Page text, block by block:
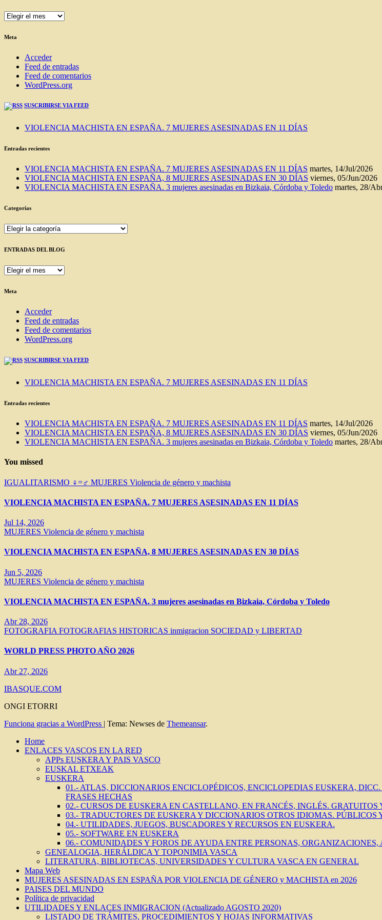
ENTRADAS
BLOG
Meta
Acceder
Feed de entradas
Feed de comentarios
WordPress.org
SUSCRIBIRSE VIA FEED
VIOLENCIA MACHISTA EN ESPAÑA. 7 MUJERES ASESINADAS EN 11 DÍAS
Entradas recientes
VIOLENCIA MACHISTA EN ESPAÑA. 7 MUJERES ASESINADAS EN 11 DÍAS martes, 14/Jul/2026
VIOLENCIA MACHISTA EN ESPAÑA, 8 MUJERES ASESINADAS EN 30 DÍAS viernes, 05/Jun/2026
VIOLENCIA MACHISTA EN ESPAÑA. 3 mujeres asesinadas en Bizkaia, Córdoba y Toledo martes, 28/
Categorías
Categorías
ENTRADAS DEL BLOG
ENTRADAS
BLOG
Meta
Acceder
Feed de entradas
Feed de comentarios
WordPress.org
SUSCRIBIRSE VIA FEED
VIOLENCIA MACHISTA EN ESPAÑA. 7 MUJERES ASESINADAS EN 11 DÍAS
Entradas recientes
VIOLENCIA MACHISTA EN ESPAÑA. 7 MUJERES ASESINADAS EN 11 DÍAS martes, 14/Jul/2026
VIOLENCIA MACHISTA EN ESPAÑA, 8 MUJERES ASESINADAS EN 30 DÍAS viernes, 05/Jun/2026
VIOLENCIA MACHISTA EN ESPAÑA. 3 mujeres asesinadas en Bizkaia, Córdoba y Toledo martes, 28/
You missed
IGUALITARISMO ♀=♂ MUJERES Violencia de género y machista
VIOLENCIA MACHISTA EN ESPAÑA. 7 MUJERES ASESINADAS EN 11 DÍAS
Jul 14, 2026
MUJERES Violencia de género y machista
VIOLENCIA MACHISTA EN ESPAÑA, 8 MUJERES ASESINADAS EN 30 DÍAS
Jun 5, 2026
MUJERES Violencia de género y machista
VIOLENCIA MACHISTA EN ESPAÑA. 3 mujeres asesinadas en Bizkaia, Córdoba y Toledo
Abr 28, 2026
FOTOGRAFIA FOTOGRAFIAS HISTORICAS inmigracion SOCIEDAD y LIBERTAD
WORLD PRESS PHOTO AÑO 2026
Abr 27, 2026
IBASQUE.COM
ONGI ETORRI
Funciona gracias a WordPress | Tema: Newses de Themeansar.
Home
ENLACES VASCOS EN LA RED
APPs EUSKERA Y PAIS VASCO
EUSKAL ETXEAK
EUSKERA
01.- ATLAS, DICCIONARIOS ENCICLOPÉDICOS, ENCICLOPEDIAS EUSKERA,
FRASES HECHAS
02.- CURSOS DE EUSKERA EN CASTELLANO, EN FRANCÉS, INGLÉS. GRATUITOS
03.- TRADUCTORES DE EUSKERA Y DICCIONARIOS OTROS IDIOMAS. PÚBLICOS
04.- UTILIDADES, JUEGOS, BUSCADORES Y RECURSOS EN EUSKERA.
05.- SOFTWARE EN EUSKERA
06.- COMUNIDADES Y FOROS DE AYUDA ENTRE PERSONAS,
GENEALOGIA, HERÁLDICA Y TOPONIMIA VASCA
LITERATURA, BIBLIOTECAS, UNIVERSIDADES Y CULTURA VASCA EN GENERAL
Mapa Web
MUJERES ASESINADAS EN ESPAÑA POR VIOLENCIA DE GÉNERO y MACHISTA en 2026
PAISES DEL MUNDO
Política de privacidad
UTILIDADES Y ENLACES INMIGRACION (Actualizado AGOSTO 2020)
LISTADO DE TRÁMITES, PROCEDIMIENTOS Y HOJAS INFORMATIVAS